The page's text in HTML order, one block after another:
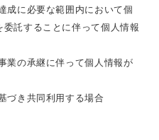
成に必要な範囲内において個
託することに伴って個人情報
業の承継に伴って個人情報が
づき共同利用する場合